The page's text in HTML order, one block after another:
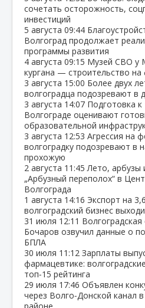
сочетать осторожность,
инвестиций
5 августа 09:44
Волгоград продолжает
программы развития
4 августа 09:15 Музей СВО у
кургана — строительство
3 августа 15:00 Более двух
волгоградца подозревают в
3 августа 14:07 Подготовка к
Волгограде оценивают
образовательной
3 августа 12:53 Агрессия на
волгоградку подозревают в
прохожую
2 августа 11:45 Лето, арбузы
„Арбузный переполох“ в
Волгограда
1 августа 14:16 Экспорт на
волгоградский бизнес
31 июля 12:11
Бочаров озвучил данные о
БПЛА
30 июля 11:12 Зарплаты
фармацевтике:
топ‑15 рейтинга
29 июля 17:46 Объявлен
через Волго‑Донской канал